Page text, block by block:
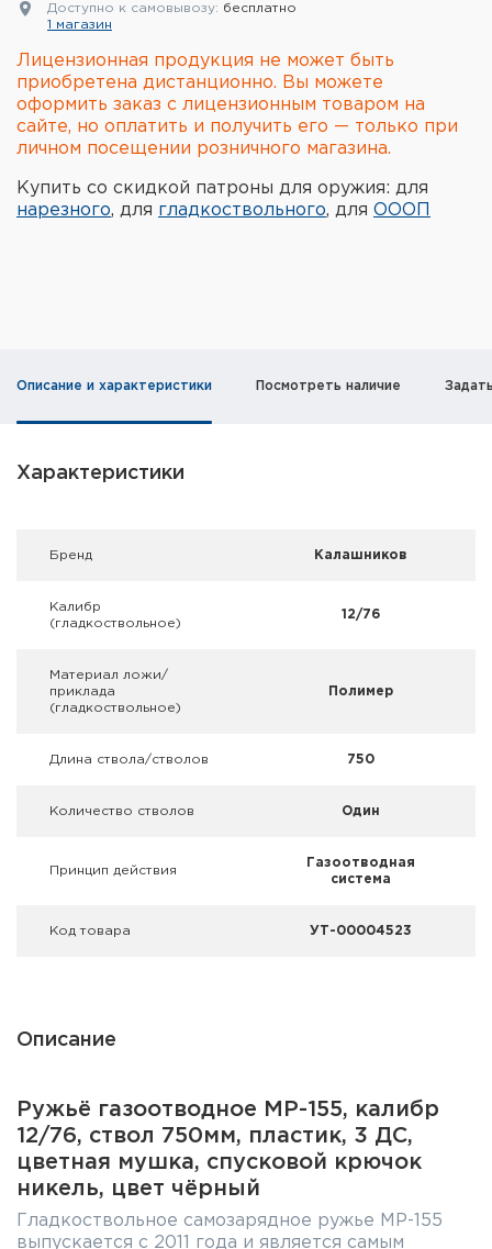
Туристическое снаряжение
Инструменты
Опоры и станки для оружия
Чехлы и кейсы
Релоадинг
Аксессуары
Комплекты
Доступно к самовывозу: бесплатно
1 магазин
Лицензионная продукция не может быть
приобретена дистанционно. Вы можете
оформить заказ с лицензионным товаром на
сайте, но оплатить и получить его — только при
личном посещении розничного магазина.
Купить со скидкой патроны для оружия: для
нарезного, для гладкоствольного, для ОООП
Описание и характеристики Посмотреть наличие
Характеристики
Брeнд Калашников
Калибр
(гладкоствольное)
12/76
Материал ложи/
приклада
(гладкоствольное)
Полимер
Длина ствола/стволов 750
Количество стволов Один
Принцип действия
Газоотводная
система
Код товара УТ-00004523
Описание
Ружьё газоотводное МР-155, калибр
12/76, ствол 750мм, пластик, 3 ДС,
цветная мушка, спусковой крючок
никель, цвет чёрный
Гладкоствольное самозарядное ружье МР-155
выпускается с 2011 года и является самым